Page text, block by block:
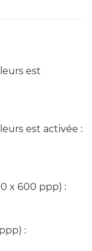
est
est activée :
x 600 ppp) :
: